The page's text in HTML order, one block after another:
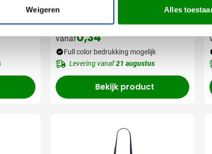
Weigeren Alles
Papieren Tas Carto S [B5]
vanaf0,34
Full color bedrukking mogelijk
Levering vanaf21 augustus
Bekijk product